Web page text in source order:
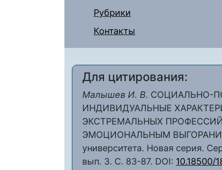
Рубрики
Контакты
Для цитирования:
Малышев И. В. СОЦИАЛЬНО-
ИНДИВИДУАЛЬНЫЕ
ЭКСТРЕМАЛЬНЫХ
ЭМОЦИОНАЛЬНЫМ
университета. Новая серия.
вып. 3. С. 83-87. DOI: 10.18500/